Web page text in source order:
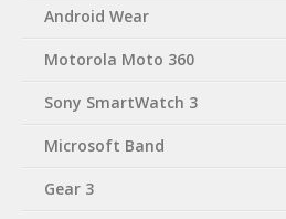
Android Wear
Motorola Moto 360
Sony SmartWatch 3
Microsoft Band
Gear 3